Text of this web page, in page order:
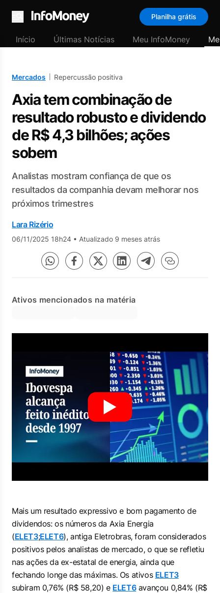
Menu
Planilha grátis
Início Últimas Notícias Meu InfoMoney
Mercados Repercussão positiva
Axia tem combinação de
resultado robusto e dividendo
de R$ 4,3 bilhões; ações
sobem
Analistas mostram confiança de que os
resultados da companhia devam melhorar nos
próximos trimestres
Lara Rizério
06/11/2025 18h24 • Atualizado 9 meses atrás
Ativos mencionados na matéria
Mais um resultado expressivo e bom pagamento de
dividendos: os números da Axia Energia
(ELET3;ELET6), antiga Eletrobras, foram considerados
positivos pelos analistas de mercado, o que se refletiu
nas ações da ex-estatal de energia, ainda que
fechando longe das máximas. Os ativos ELET3
subiram 0,76% (R$ 58,20) e ELET6avançou 0,84% (R$